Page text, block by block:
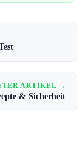
ARTIKEL →
& Sicherheit